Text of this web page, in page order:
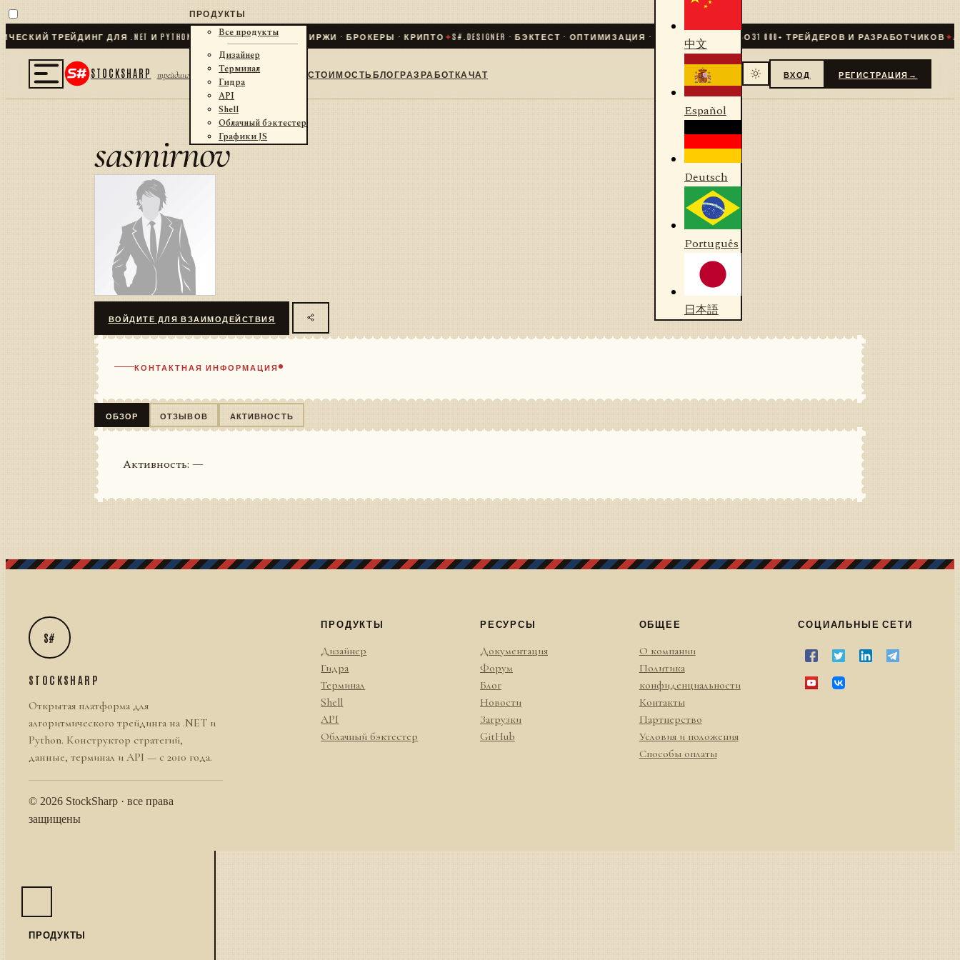
ТРЕЙДИНГ ДЛЯ .NET И PYTHON ✦ + КОННЕКТОРОВ · БИРЖИ · БРОКЕРЫ · КРИПТО✦S#.DESIGNER · БЭКТЕСТ · ОПТИМИЗАЦИЯ · LIVE СООБЩЕСТВО31 000+ ТРЕЙДЕРОВ И РАЗРАБОТЧИКОВ✦
STOCKSHARP трейдинг
ПРОДУКТЫ
Все продукты
Дизайнер
Терминал
Гидра
API
Shell
Облачный бэктестер
Графики JS
СТОИМОСТЬБЛОГРАЗРАБОТКАЧАТ
中文
Español
Deutsch
Português
日本語
ВХОД РЕГИСТРАЦИЯ →
sasmirnov
ВОЙДИТЕ ДЛЯ ВЗАИМОДЕЙСТВИЯ
КОНТАКТНАЯ ИНФОРМАЦИЯ
ОБЗОР ОТЗЫВОВ АКТИВНОСТЬ
Активность: —
S#
STOCKSHARP
Открытая платформа для
алгоритмического трейдинга на .NET и
Python. Конструктор стратегий,
данные, терминал и API — с 2010 года.
© 2026 StockSharp · все права
защищены
ПРОДУКТЫ
Дизайнер
Гидра
Терминал
Shell
API
Облачный бэктестер
РЕСУРСЫ
Документация
Форум
Блог
Новости
Загрузки
GitHub
ОБЩЕЕ
О компании
Политика
конфиденциальности
Контакты
Партнерство
Условия и положения
Способы оплаты
СОЦИАЛЬНЫЕ СЕТИ
ПРОДУКТЫ